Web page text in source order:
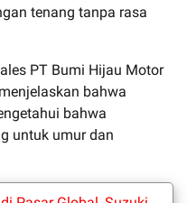
tenang tanpa rasa
PT Bumi Hijau Motor
bahwa
bahwa
untuk umur dan